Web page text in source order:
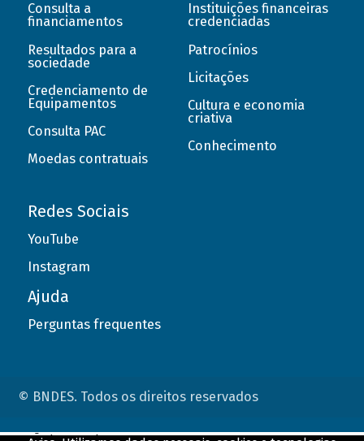
Consulta a
financiamentos
Resultados para a
sociedade
Credenciamento de
Equipamentos
Consulta PAC
Moedas contratuais
Instituições financeiras
credenciadas
Patrocínios
Licitações
Cultura e economia
criativa
Conhecimento
Redes Sociais
YouTube
Instagram
Ajuda
Perguntas frequentes
© BNDES. Todos os direitos reservados